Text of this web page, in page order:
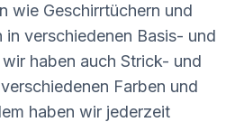
wie Geschirrtüchern und
in verschiedenen Basis- und
haben auch Strick- und
Farben und
haben wir jederzeit